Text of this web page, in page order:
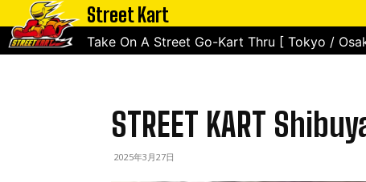
Street Kart
Take On A Street Go-Kart Thru [ Tokyo /
ホーム Tokyo STREET KART Shibuya
STREET KART
2025年3月27日